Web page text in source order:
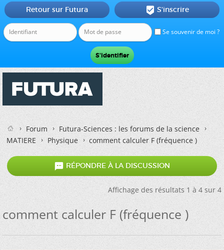
Se souvenir de moi ?
Retour sur Futura  S'inscrire
Forum
Futura-Sciences : les forums de la science
MATIERE
Physique comment calculer F (fréquence )
 RÉPONDRE À LA DISCUSSION
Affichage des résultats 1 à 4 sur 4
comment calculer F (fréquence )